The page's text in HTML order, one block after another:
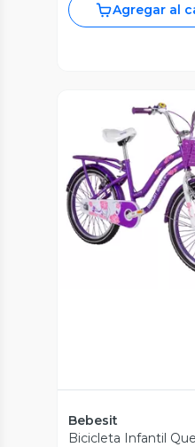
Agregar al
Vista
Bebesit
Bicicleta Infantil